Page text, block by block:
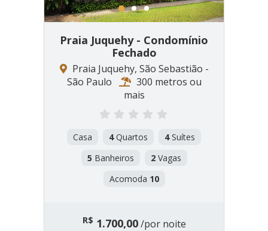
1 2 3
Praia Juquehy - Condomínio
Fechado
Praia Juquehy, São Sebastião -
São Paulo
300 metros ou
mais
Casa 4Quartos 4Suítes
5 Banheiros 2Vagas
Acomoda 10
R$ 1.700,00/por noite